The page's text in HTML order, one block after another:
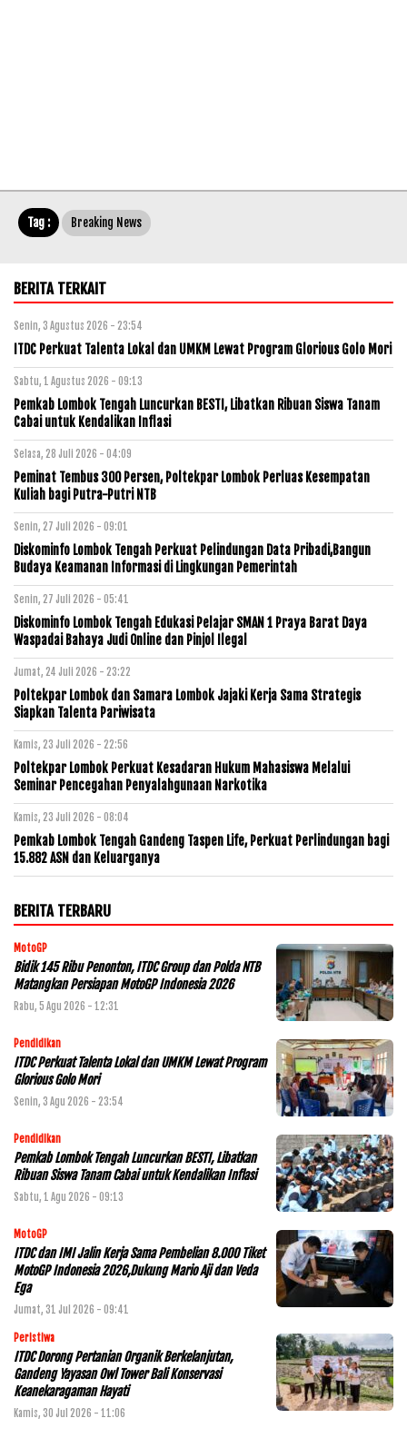
Tag : Breaking News
BERITA TERKAIT
Senin, 3 Agustus 2026 - 23:54
ITDC Perkuat Talenta Lokal dan UMKM Lewat Program Glorious Golo Mori
Sabtu, 1 Agustus 2026 - 09:13
Pemkab Lombok Tengah Luncurkan BESTI, Libatkan Ribuan Siswa Tanam
Cabai untuk Kendalikan Inflasi
Selasa, 28 Juli 2026 - 04:09
Peminat Tembus 300 Persen, Poltekpar Lombok Perluas Kesempatan
Kuliah bagi Putra-Putri NTB
Senin, 27 Juli 2026 - 09:01
Diskominfo Lombok Tengah Perkuat Pelindungan Data Pribadi,Bangun
Budaya Keamanan Informasi di Lingkungan Pemerintah
Senin, 27 Juli 2026 - 05:41
Diskominfo Lombok Tengah Edukasi Pelajar SMAN 1 Praya Barat Daya
Waspadai Bahaya Judi Online dan Pinjol Ilegal
Jumat, 24 Juli 2026 - 23:22
Poltekpar Lombok dan Samara Lombok Jajaki Kerja Sama Strategis
Siapkan Talenta Pariwisata
Kamis, 23 Juli 2026 - 22:56
Poltekpar Lombok Perkuat Kesadaran Hukum Mahasiswa Melalui
Seminar Pencegahan Penyalahgunaan Narkotika
Kamis, 23 Juli 2026 - 08:04
Pemkab Lombok Tengah Gandeng Taspen Life, Perkuat Perlindungan bagi
15.882 ASN dan Keluarganya
BERITA TERBARU
MotoGP
Bidik 145 Ribu Penonton, ITDC Group dan Polda NTB
Matangkan Persiapan MotoGP Indonesia 2026
Rabu, 5 Agu 2026 - 12:31
Pendidikan
ITDC Perkuat Talenta Lokal dan UMKM Lewat Program
Glorious Golo Mori
Senin, 3 Agu 2026 - 23:54
Pendidikan
Pemkab Lombok Tengah Luncurkan BESTI, Libatkan
Ribuan Siswa Tanam Cabai untuk Kendalikan Inflasi
Sabtu, 1 Agu 2026 - 09:13
MotoGP
ITDC dan IMI Jalin Kerja Sama Pembelian 8.000 Tiket
MotoGP Indonesia 2026,Dukung Mario Aji dan Veda
Ega
Jumat, 31 Jul 2026 - 09:41
Peristiwa
ITDC Dorong Pertanian Organik Berkelanjutan,
Gandeng Yayasan Owl Tower Bali Konservasi
Keanekaragaman Hayati
Kamis, 30 Jul 2026 - 11:06